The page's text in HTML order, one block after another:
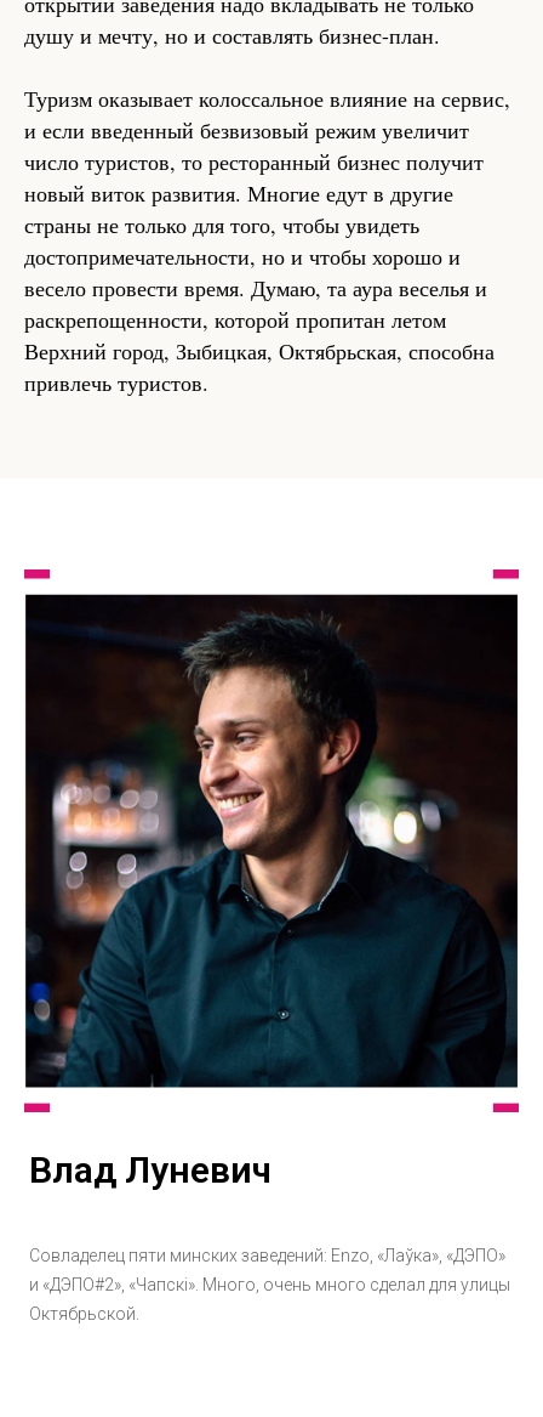
душу и мечту, но и составлять бизнес-план.
Туризм оказывает колоссальное влияние на сервис,
и если введенный безвизовый режим увеличит
число туристов, то ресторанный бизнес получит
новый виток развития. Многие едут в другие
страны не только для того, чтобы увидеть
достопримечательности, но и чтобы хорошо и
весело провести время. Думаю, та аура веселья и
раскрепощенности, которой пропитан летом
Верхний город, Зыбицкая, Октябрьская, способна
привлечь туристов.
Влад Луневич
Совладелец пяти минских заведений: Enzo, «Лаўка», «ДЭПО»
и «ДЭПО#2», «Чапскі». Много, очень много сделал для улицы
Октябрьской.